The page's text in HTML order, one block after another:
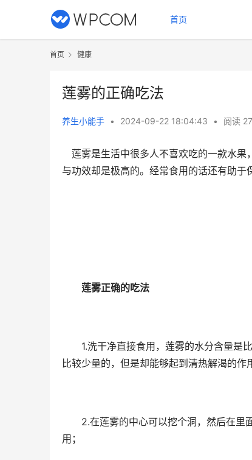
首页
首页 健康
莲雾的正确吃法
养生小能手 • 2024-09-22 18:04:43 • 阅读
莲雾是生活中很多人不喜欢吃的一款水果
与功效却是极高的。经常食用的话还有助
莲雾正确的吃法
1.洗干净直接食用，莲雾的水分含量是比
比较少量的，但是却能够起到清热解渴的作
2.在莲雾的中心可以挖个洞，然后在里
用；